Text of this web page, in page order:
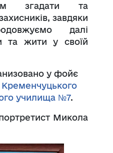
згадати та
завдяки
далі
та жити у своїй
у фойє
Кременчуцького
училища №7.
Микола